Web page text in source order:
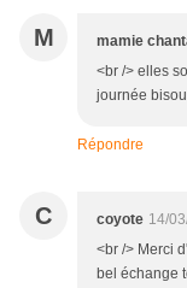
M mamie
<br /> elles
journée
Répondre
C coyote 14/
<br /> Merci
bel échange